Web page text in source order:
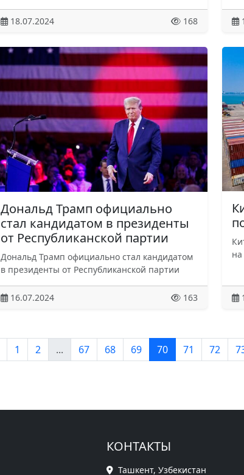
18.07.2024 168
Дональд Трамп официально
стал кандидатом в президенты
от Республиканской партии
Дональд Трамп официально стал кандидатом
в президенты от Республиканской партии
16.07.2024 163
на
1 2 ... 67 68 69 70 71 72
КОНТАКТЫ
Ташкент, Узбекистан